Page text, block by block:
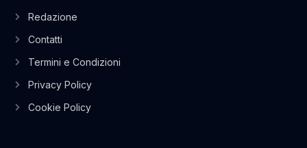
Redazione
Contatti
Termini e Condizioni
Privacy Policy
Cookie Policy